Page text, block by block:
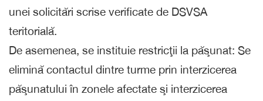
unei solicitări scrise verificate de DSVSA
teritorială.
De asemenea, se instituie restricţii la păşunat: Se
elimină contactul dintre turme prin interzicerea
păşunatului în zonele afectate şi interzicerea